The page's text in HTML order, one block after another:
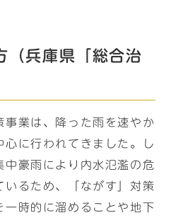
（兵庫県「総合治
事業は、降った雨を速やか
心に行われてきました。し
中豪雨により内水氾濫の危
いるため、「ながす」対策
一時的に溜めることや地下